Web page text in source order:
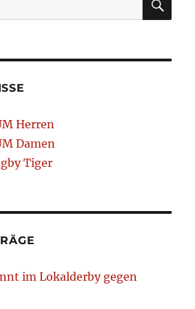
Herren
Damen
Tiger
im Lokalderby gegen